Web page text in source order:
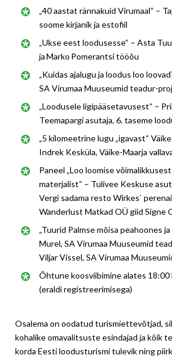
„40 aastat rännakuid Virumaal“ –
soome kirjanik ja estofiil
„Ukse eest loodusesse“ – Asta
ja Marko Pomerantsi tööõu
„Kuidas ajalugu ja loodus loo
SA Virumaa Muuseumid teadur-
„Loodusele ligipääsetavusest“ –
Teemapargi asutaja, 6. taseme
„5 kilomeetrine lugu „igavast“
Indrek Kesküla, Väike-Maarja
Paneel „Loo loomise
materjalist“ – Tulivee Keskuse
Vergi sadama resto Wirkes`
Wanderlust Matkad OÜ giid Signe
„Tuurid Palmse mõisa peahoones ja
Murel, SA Virumaa Muuseumid
Viljar Vissel, SA Virumaa
Õhtune koosviibimine alates 18:00
(eraldi registreerimisega)
Osalema on oodatud turismiettevõtjad,
kohalike omavalitsuste esindajad ja kõik
korda Eesti loodusturismi tulevik ning